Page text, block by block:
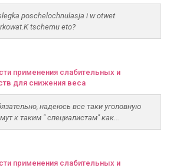
poschelochnulasja i w otwet
tschemu eto?
применения слабительных и
для снижения веса
надеюсь все таки уголовную
к таким " специалистам" как...
применения слабительных и